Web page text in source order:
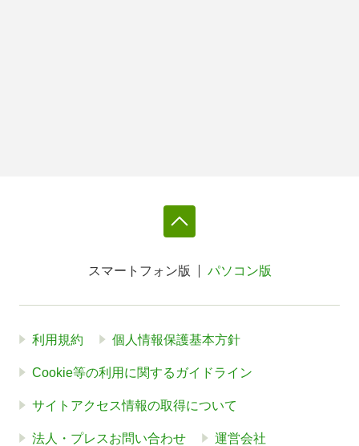
スマートフォン版 パソコン版
利用規約 個人情報保護基本方針
Cookie等の利用に関するガイドライン
サイトアクセス情報の取得について
法人・プレスお問い合わせ 運営会社